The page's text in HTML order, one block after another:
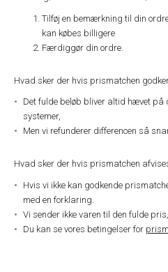
Tilføj en bemærkning til din
kan købes billigere
Færdiggør din ordre.
Hvad sker der hvis prismatchen
Det fulde beløb bliver altid hævet på
systemer,
Men vi refunderer differencen så
Hvad sker der hvis prismatchen
Hvis vi ikke kan godkende
med en forklaring.
Vi sender ikke varen til den fulde
Du kan se vores betingelser for